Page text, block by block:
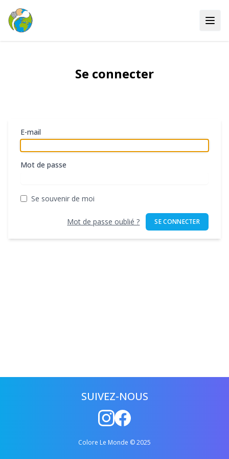
Se connecter
E-mail
Mot de passe
Se souvenir de moi
Mot de passe oublié ? SE CONNECTER
SUIVEZ-NOUS
Colore Le Monde © 2025